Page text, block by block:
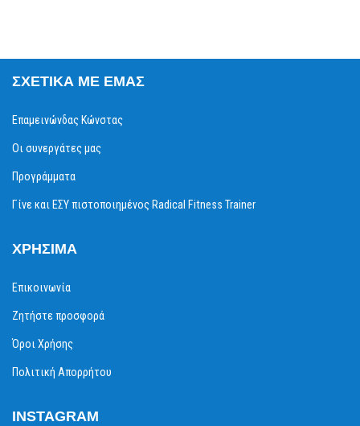
ΣΧΕΤΙΚΆ ΜΕ ΕΜΆΣ
Επαμεινώνδας Κώνστας
Οι συνεργάτες μας
Προγράμματα
Γίνε και ΕΣΥ πιστοποιημένος Radical Fitness Trainer
ΧΡΉΣΙΜΑ
Επικοινωνία
Ζητήστε προσφορά
Όροι Χρήσης
Πολιτική Απορρήτου
INSTAGRAM